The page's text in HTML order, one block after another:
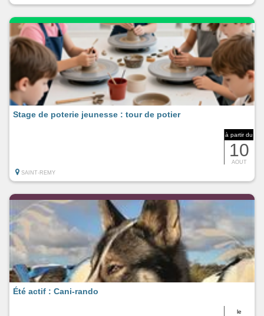
à partir du
10
AOUT
Stage de poterie jeunesse : tour de potier
SAINT-REMY
le
Été actif : Cani-rando